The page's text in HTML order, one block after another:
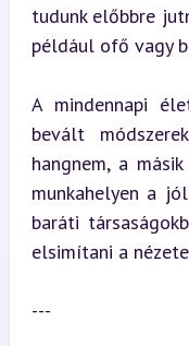
tudunk előbbre
például ofő vagy
A mindennapi
bevált
hangnem, a
munkahelyen a
baráti
elsimítani a
---